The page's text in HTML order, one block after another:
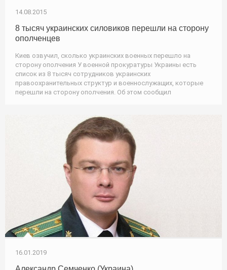
14.08.2015
8 тысяч украинских силовиков перешли на сторону
ополченцев
Киев озвучил, сколько украинских военных перешло на
сторону ополчения У военной прокуратуры Украины есть
список из 8 тысяч сотрудников украинских
правоохранительных структур и военнослужащих, которые
перешли на сторону ополчения. Об этом сообщил
16.01.2019